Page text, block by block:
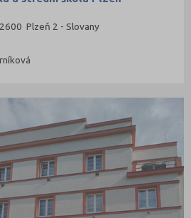
Plzeň 2 - Slovany